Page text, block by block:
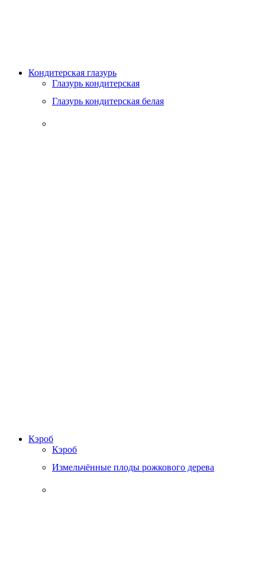
Кондитерская глазурь
Глазурь кондитерская
Глазурь кондитерская белая
Кэроб
Кэроб
Измельчённые плоды рожкового дерева